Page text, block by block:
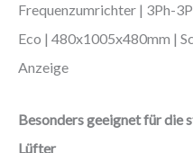
Frequenzumrichter | 3Ph-
Eco | 480x1005x480mm |
Anzeige
Besonders geeignet für die
Lüfter